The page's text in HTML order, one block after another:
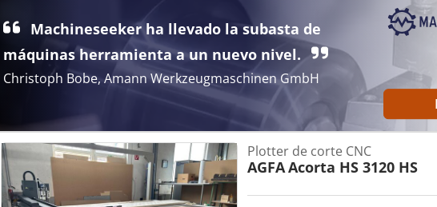
Machineseeker ha llevado la subasta de
máquinas herramienta a un nuevo nivel.
Christoph Bobe, Amann Werkzeugmaschinen GmbH
Plotter de corte CNC
AGFAAcorta HS 3120 HS